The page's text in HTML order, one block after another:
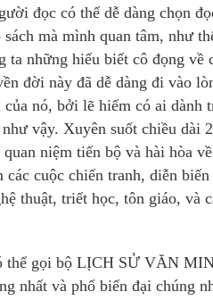
đọc có thể dễ dàng chọn
mà mình quan tâm, như
ta những hiểu biết cô đọng
đời này đã dễ dàng đi vào
nó, bởi lẽ hiếm có ai dành
vậy. Xuyên suốt chiều dài
niệm tiến bộ và hài hòa
các cuộc chiến tranh, diễn
thuật, triết học, tôn giáo, và
thể gọi bộ LỊCH SỬ VĂN
nhất và phổ biến đại chúng